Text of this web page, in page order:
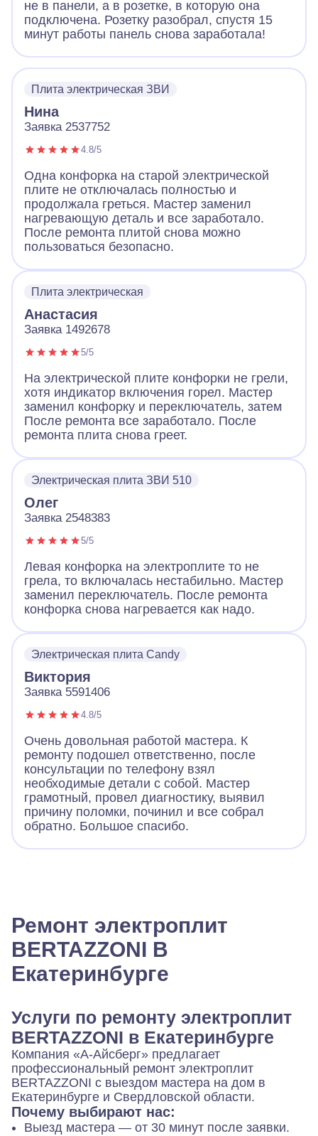
не в панели, а в розетке, в которую она
подключена. Розетку разобрал, спустя 15
минут работы панель снова заработала!
Плита электрическая ЗВИ
Нина
Заявка 2537752
4.8/5
Одна конфорка на старой электрической
плите не отключалась полностью и
продолжала греться. Мастер заменил
нагревающую деталь и все заработало.
После ремонта плитой снова можно
пользоваться безопасно.
Плита электрическая
Анастасия
Заявка 1492678
5/5
На электрической плите конфорки не грели,
хотя индикатор включения горел. Мастер
заменил конфорку и переключатель, затем
После ремонта все заработало. После
ремонта плита снова греет.
Электрическая плита ЗВИ 510
Олег
Заявка 2548383
5/5
Левая конфорка на электроплите то не
грела, то включалась нестабильно. Мастер
заменил переключатель. После ремонта
конфорка снова нагревается как надо.
Электрическая плита Candy
Виктория
Заявка 5591406
4.8/5
Очень довольная работой мастера. К
ремонту подошел ответственно, после
консультации по телефону взял
необходимые детали с собой. Мастер
грамотный, провел диагностику, выявил
причину поломки, починил и все собрал
обратно. Большое спасибо.
Ремонт электроплит
BERTAZZONI В
Екатеринбурге
Услуги по ремонту электроплит
BERTAZZONI в Екатеринбурге
Компания «А-Айсберг» предлагает
профессиональный ремонт электроплит
BERTAZZONI с выездом мастера на дом в
Екатеринбурге и Свердловской области.
Почему выбирают нас:
Выезд мастера — от 30 минут после заявки.